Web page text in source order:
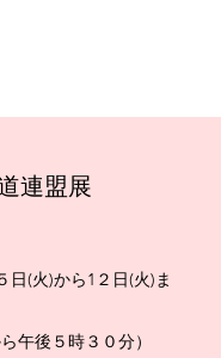
連盟展
日(火)から1２日(火)ま
午後５時３０分）